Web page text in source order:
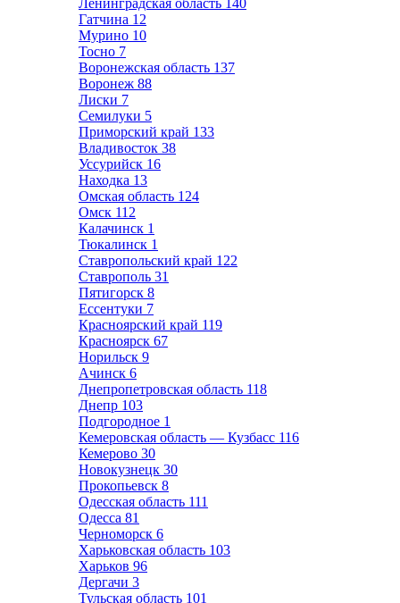
Ленинградская область 140
Гатчина 12
Мурино 10
Тосно 7
Воронежская область 137
Воронеж 88
Лиски 7
Семилуки 5
Приморский край 133
Владивосток 38
Уссурийск 16
Находка 13
Омская область 124
Омск 112
Калачинск 1
Тюкалинск 1
Ставропольский край 122
Ставрополь 31
Пятигорск 8
Ессентуки 7
Красноярский край 119
Красноярск 67
Норильск 9
Ачинск 6
Днепропетровская область 118
Днепр 103
Подгородное 1
Кемеровская область — Кузбасс 116
Кемерово 30
Новокузнецк 30
Прокопьевск 8
Одесская область 111
Одесса 81
Черноморск 6
Харьковская область 103
Харьков 96
Дергачи 3
Тульская область 101